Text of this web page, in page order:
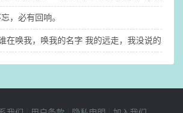
，必有回响。
在唤我，唤我的名字 我的远走，我没说的 爱